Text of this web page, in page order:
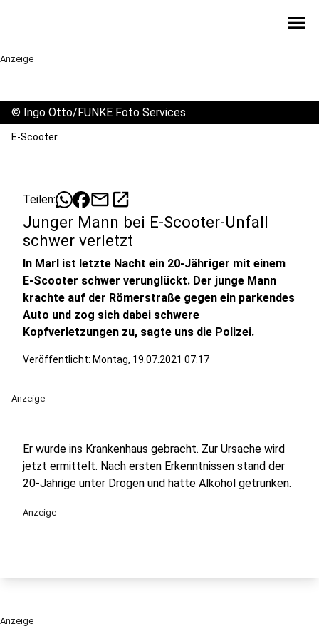
menu
Anzeige
© Ingo Otto/FUNKE Foto Services
E-Scooter
Teilen: mailopen_in_new
Junger Mann bei E-Scooter-Unfall
schwer verletzt
In Marl ist letzte Nacht ein 20-Jähriger mit einem
E-Scooter schwer verunglückt. Der junge Mann
krachte auf der Römerstraße gegen ein parkendes
Auto und zog sich dabei schwere
Kopfverletzungen zu, sagte uns die Polizei.
Veröffentlicht: Montag, 19.07.2021 07:17
Anzeige
Er wurde ins Krankenhaus gebracht. Zur Ursache wird
jetzt ermittelt. Nach ersten Erkenntnissen stand der
20-Jährige unter Drogen und hatte Alkohol getrunken.
Anzeige
Anzeige